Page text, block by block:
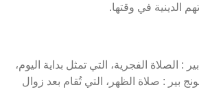
الدينية في وقتها.
: الصلاة الفجرية، التي تمثل بداية اليوم،
بير : صلاة الظهر، التي تُقام بعد زوال